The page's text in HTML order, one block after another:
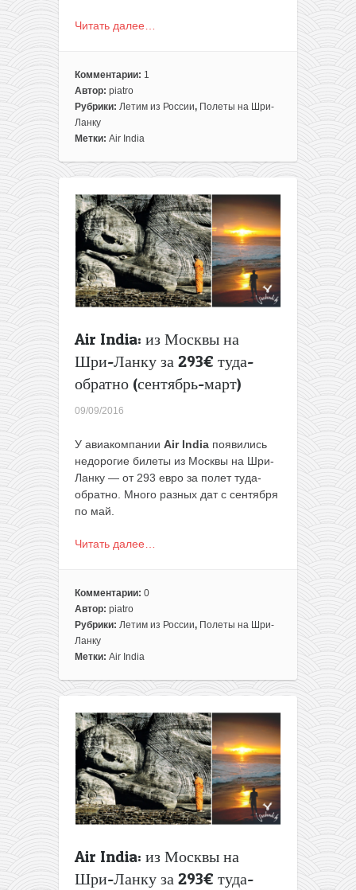
Читать далее…
Комментарии: 1
Автор: piatro
Рубрики: Летим из России, Полеты на Шри-
Ланку
Метки: Air India
Air India: из Москвы на
Шри-Ланку за 293€ туда-
обратно (сентябрь-март)
09/09/2016
У авиакомпании Air India появились
недорогие билеты из Москвы на Шри-
Ланку — от 293 евро за полет туда-
обратно. Много разных дат c сентября
по май.
Читать далее…
Комментарии: 0
Автор: piatro
Рубрики: Летим из России, Полеты на Шри-
Ланку
Метки: Air India
Air India: из Москвы на
Шри-Ланку за 293€ туда-